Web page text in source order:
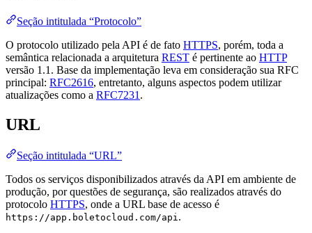
Seção intitulada “Protocolo”
O protocolo utilizado pela API é de fato HTTPS, porém, toda a
semântica relacionada a arquitetura REST é pertinente ao HTTP
versão 1.1. Base da implementação leva em consideração sua RFC
principal: RFC2616, entretanto, alguns aspectos podem utilizar
atualizações como a RFC7231 .
URL
Seção intitulada “URL”
Todos os serviços disponibilizados através da API em ambiente de
produção, por questões de segurança, são realizados através do
protocolo HTTPS, onde a URL base de acesso é
https://app.boletocloud.com/api .